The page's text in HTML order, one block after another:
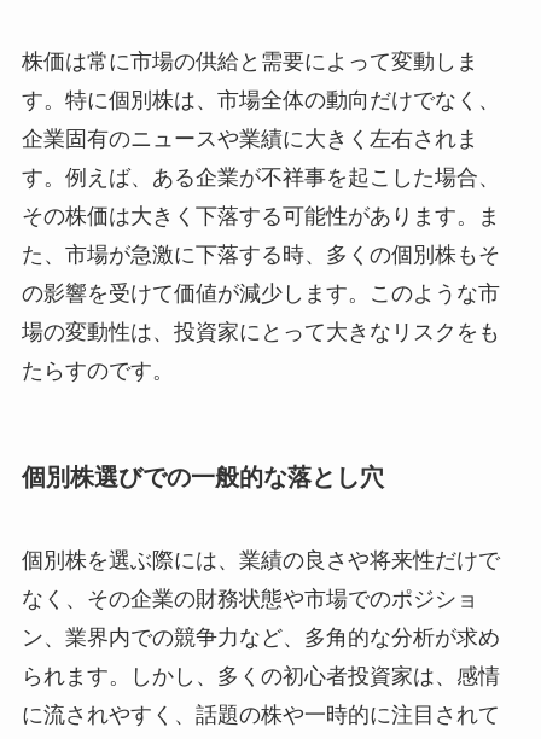
株価は常に市場の供給と需要によって変動しま
す。特に個別株は、市場全体の動向だけでなく、
企業固有のニュースや業績に大きく左右されま
す。例えば、ある企業が不祥事を起こした場合、
その株価は大きく下落する可能性があります。ま
た、市場が急激に下落する時、多くの個別株もそ
の影響を受けて価値が減少します。このような市
場の変動性は、投資家にとって大きなリスクをも
たらすのです。
個別株選びでの一般的な落とし穴
個別株を選ぶ際には、業績の良さや将来性だけで
なく、その企業の財務状態や市場でのポジショ
ン、業界内での競争力など、多角的な分析が求め
られます。しかし、多くの初心者投資家は、感情
に流されやすく、話題の株や一時的に注目されて